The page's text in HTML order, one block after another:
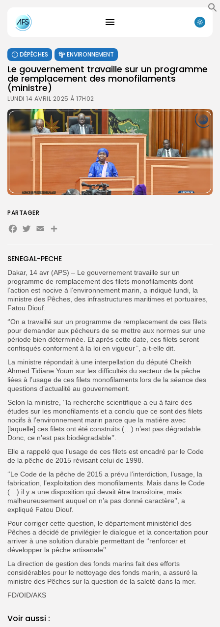
FR
DÉPÊCHES ENVIRONNEMENT
Le gouvernement travaille sur un programme
de remplacement des monofilaments
(ministre)
LUNDI 14 AVRIL 2025 À 17H02
SENEGAL-PECHE
Dakar, 14 avr (APS) – Le gouvernement travaille sur un
programme de remplacement des filets monofilaments dont
l’action est nocive à l’environnement marin, a indiqué lundi, la
ministre des Pêches, des infrastructures maritimes et portuaires,
Fatou Diouf.
‘’On a travaillé sur un programme de remplacement de ces filets
pour demander aux pécheurs de se mettre aux normes sur une
période bien déterminée. Et après cette date, ces filets seront
confisqués conforment à la loi en vigueur’’, a-t-elle dit.
La ministre répondait à une interpellation du député Cheikh
Ahmed Tidiane Youm sur les difficultés du secteur de la pêche
liées à l’usage de ces filets monofilaments lors de la séance des
questions d’actualité au gouvernement.
Selon la ministre, ‘’la recherche scientifique a eu à faire des
études sur les monofilaments et a conclu que ce sont des filets
nocifs à l’environnement marin parce que la matière avec
[laquelle] ces filets ont été construits (…) n’est pas dégradable.
Donc, ce n’est pas biodégradable’’.
Elle a rappelé que l’usage de ces filets est encadré par le Code
de la pêche de 2015 révisant celui de 1998.
‘’Le Code de la pêche de 2015 a prévu l’interdiction, l’usage, la
fabrication, l’exploitation des monofilaments. Mais dans le Code
(…) il y a une disposition qui devait être transitoire, mais
malheureusement auquel on n’a pas donné caractère’’, a
expliqué Fatou Diouf.
Pour corriger cette question, le département ministériel des
Pêches a décidé de privilégier le dialogue et la concertation pour
arriver à une solution durable permettant de ‘’renforcer et
développer la pêche artisanale’’.
La direction de gestion des fonds marins fait des efforts
considérables pour le nettoyage des fonds marin, a assuré la
ministre des Pêches sur la question de la saleté dans la mer.
FD/OID/AKS
Voir aussi :
PARTAGER
Facebook
Twitter
EmailPartager